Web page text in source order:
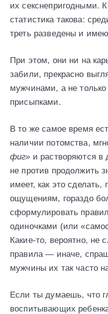
их секснепригодными.
статистика такова:
треть разведены и
При этом, они ни на
забили, прекрасно
мужчинами, а не только
присыпками.
В то же самое время
наличии потомства,
фиг» и растворяются в
не против продолжить
имеет, как это
ощущениям, гораздо
сформулировать
одиночками (или
Какие-то, вероятно, не
правила — иначе,
мужчины их так часто
Если ты думаешь, что
воспитывающих